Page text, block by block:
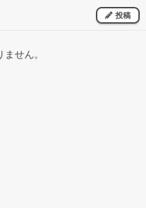
投稿
せん。